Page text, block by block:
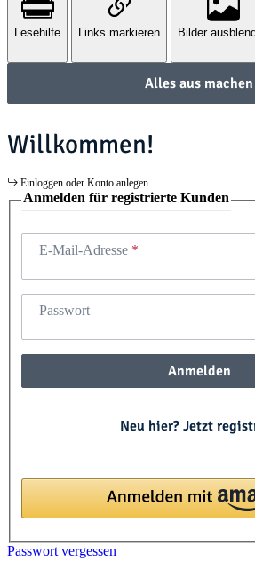
Lesehilfe Links markieren Bilder
Alles aus machen
Willkommen!
Einloggen oder Konto anlegen.
Anmelden für registrierte Kunden
E-Mail-Adresse
Passwort
Anmelden
Neu hier? Jetzt
Passwort vergessen